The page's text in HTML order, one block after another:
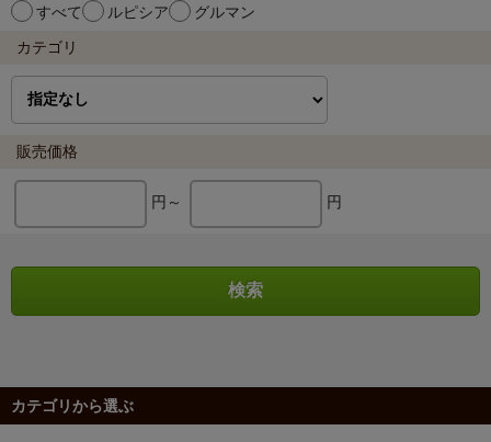
すべて
ルピシア グルマン
カテゴリ
販売価格
円～ 円
カテゴリから選ぶ